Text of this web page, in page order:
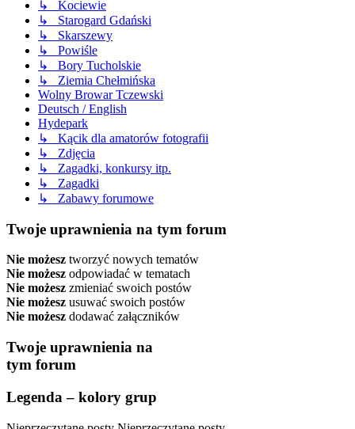
↳ Kociewie
↳ Starogard Gdański
↳ Skarszewy
↳ Powiśle
↳ Bory Tucholskie
↳ Ziemia Chełmińska
Wolny Browar Tczewski
Deutsch / English
Hydepark
↳ Kącik dla amatorów fotografii
↳ Zdjęcia
↳ Zagadki, konkursy itp.
↳ Zagadki
↳ Zabawy forumowe
Twoje uprawnienia na tym forum
Nie możesz tworzyć nowych tematów
Nie możesz odpowiadać w tematach
Nie możesz zmieniać swoich postów
Nie możesz usuwać swoich postów
Nie możesz dodawać załączników
Twoje uprawnienia na
tym forum
Legenda – kolory grup